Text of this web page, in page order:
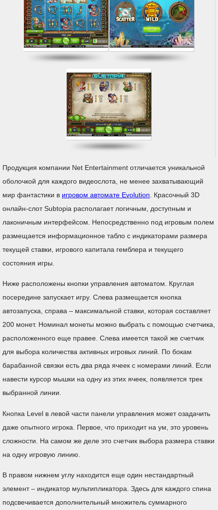
Продукция компании Net Entertainment отличается уникальной
оболочкой для каждого видеослота, не менее захватывающий
мир фантастики в игровом автомате Evolution . Красочный 3D
онлайн-слот Subtopia располагает логичным, доступным и
лаконичным интерфейсом. Непосредственно под игровым полем
размещается информационное табло с индикаторами размера
текущей ставки, игрового капитала гемблера и текущего
состояния игры.
Ниже расположены кнопки управления автоматом. Круглая
посередине запускает игру. Слева размещается кнопка
автозапуска, справа – максимальной ставки, которая составляет
200 монет. Номинал монеты можно выбрать с помощью счетчика,
расположенного еще правее. Слева имеется такой же счетчик
для выбора количества активных игровых линий. По бокам
барабанной связки есть два ряда ячеек с номерами линий. Если
навести курсор мышки на одну из этих ячеек, появляется трек
выбранной линии.
Кнопка Level в левой части панели управления может озадачить
даже опытного игрока. Первое, что приходит на ум, это уровень
сложности. На самом же деле это счетчик выбора размера ставки
на одну игровую линию.
В правом нижнем углу находится еще один нестандартный
элемент – индикатор мультипликатора. Здесь для каждого спина
подсвечивается дополнительный множитель суммарного